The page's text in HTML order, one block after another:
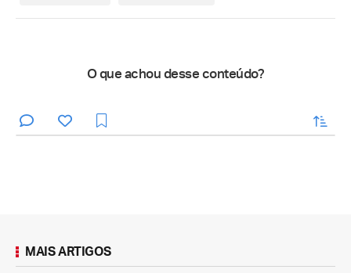
O que achou desse conteúdo?
enviar
MAIS ARTIGOS